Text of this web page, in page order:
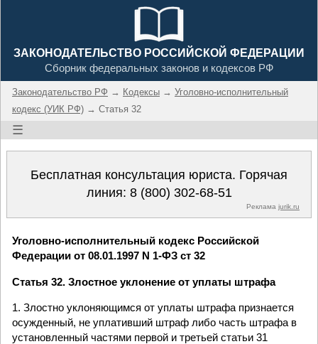
ЗАКОНОДАТЕЛЬСТВО РОССИЙСКОЙ ФЕДЕРАЦИИ
Сборник федеральных законов и кодексов РФ
Законодательство РФ → Кодексы → Уголовно-исполнительный
кодекс (УИК РФ) → Статья 32
☰
Бесплатная консультация юриста. Горячая
линия: 8 (800) 302-68-51
Реклама jurik.ru
Уголовно-исполнительный кодекс Российской
Федерации от 08.01.1997 N 1-ФЗ ст 32
Статья 32. Злостное уклонение от уплаты штрафа
1. Злостно уклоняющимся от уплаты штрафа признается
осужденный, не уплативший штраф либо часть штрафа в
установленный частями первой и третьей статьи 31